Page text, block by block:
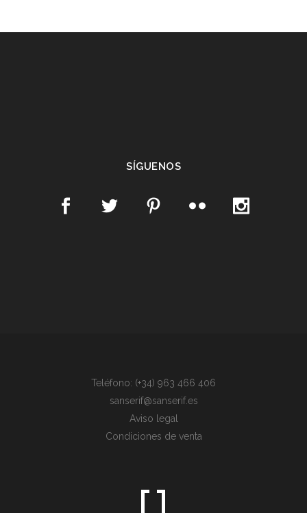
SÍGUENOS
Teléfono: (+34) 963 466 406
sanserif@sanserif.es
Aviso legal
Condiciones de venta